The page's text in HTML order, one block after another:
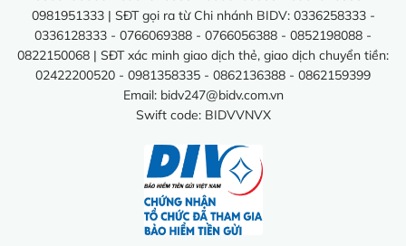
0981951333 | SĐT gọi ra từ Chi nhánh BIDV: 0336258333 -
0336128333 - 0766069388 - 0766056388 - 0852198088 -
0822150068 | SĐT xác minh giao dịch thẻ, giao dịch chuyển tiền:
02422200520 - 0981358335 - 0862136388 - 0862159399
Email: bidv247@bidv.com.vn
Swift code: BIDVVNVX